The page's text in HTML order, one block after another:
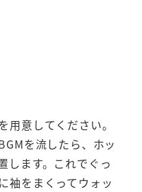
用意してください。
を流したら、ホッ
します。これでぐっ
袖をまくってウォッ